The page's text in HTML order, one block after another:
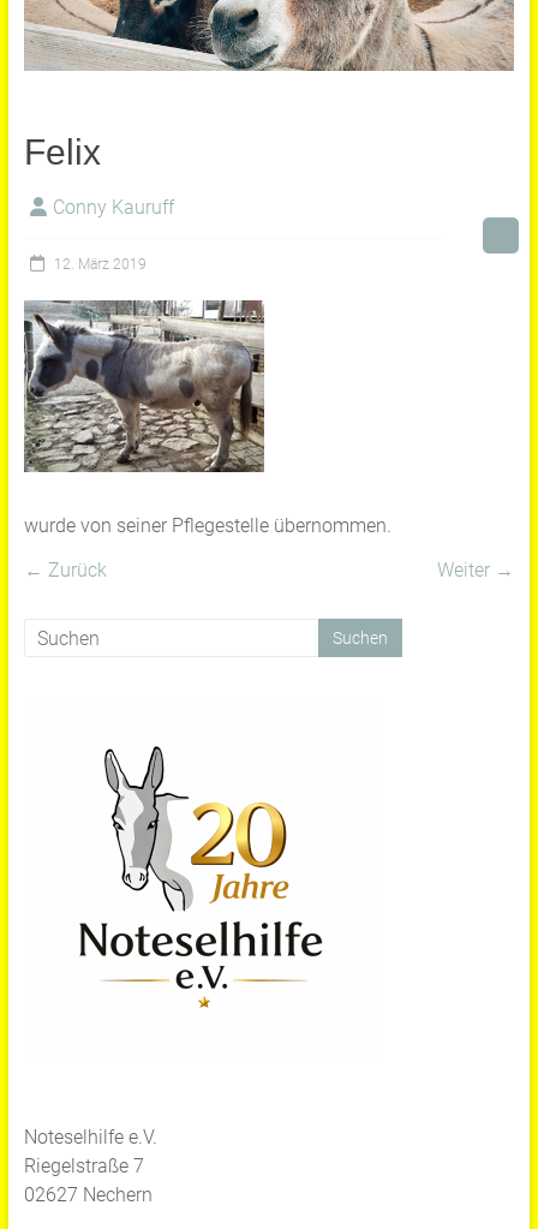
Felix
Conny Kauruff
12. März 2019
wurde von seiner Pflegestelle übernommen.
← Zurück
Weiter →
Noteselhilfe e.V.
Riegelstraße 7
02627 Nechern